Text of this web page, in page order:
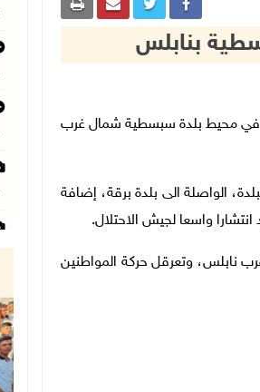
بنابلس
فرعية في محيط بلدة سبسطية شمال غرب
الواصلة الى بلدة برقة، إضافة
واسعا لجيش الاحتلال.
نابلس، وتعرقل حركة المواطنين